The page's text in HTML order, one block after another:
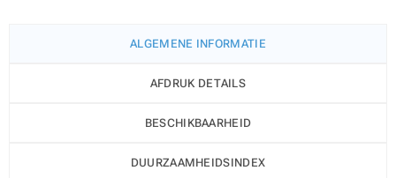
ALGEMENE INFORMATIE
AFDRUK DETAILS
BESCHIKBAARHEID
DUURZAAMHEIDSINDEX